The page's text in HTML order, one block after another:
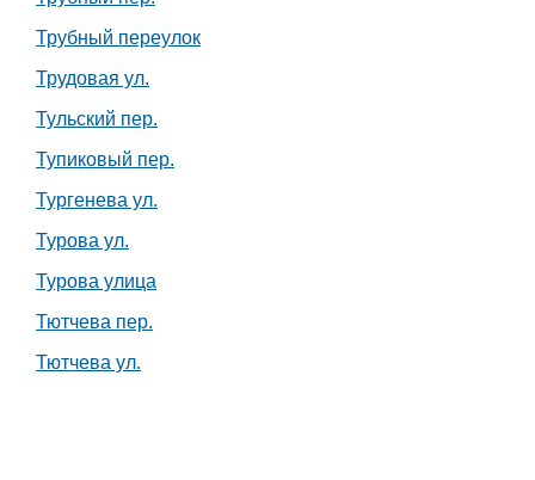
Трубный переулок
Трудовая ул.
Тульский пер.
Тупиковый пер.
Тургенева ул.
Турова ул.
Турова улица
Тютчева пер.
Тютчева ул.